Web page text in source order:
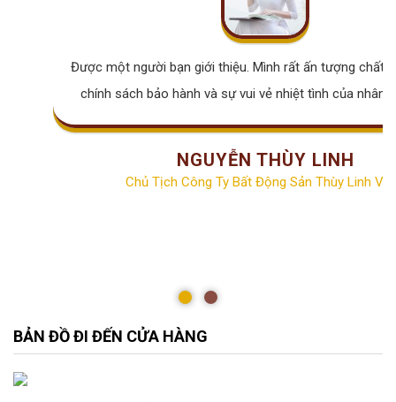
Được một người bạn giới thiệu. Mình rất ấn tượng chất
chính sách bảo hành và sự vui vẻ nhiệt tình của nhân
NGUYỄN THÙY LINH
Chủ Tịch Công Ty Bất Động Sản Thùy Linh
BẢN ĐỒ ĐI ĐẾN CỬA HÀNG